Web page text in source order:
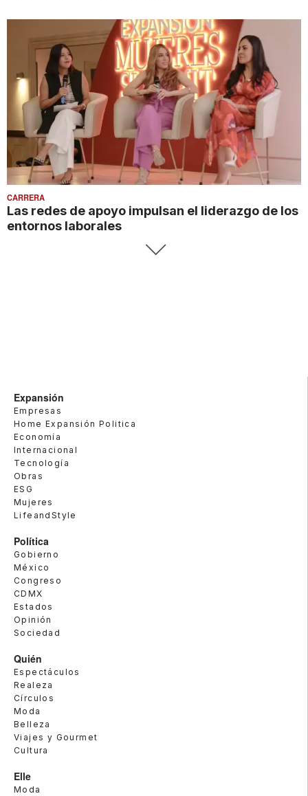
CARRERA
Las redes de apoyo impulsan el liderazgo de los
entornos laborales
Expansión
Empresas
Home Expansión Politica
Economía
Internacional
Tecnología
Obras
ESG
Mujeres
LifeandStyle
Política
Gobierno
México
Congreso
CDMX
Estados
Opinión
Sociedad
Quién
Espectáculos
Realeza
Círculos
Moda
Belleza
Viajes y Gourmet
Cultura
Elle
Moda